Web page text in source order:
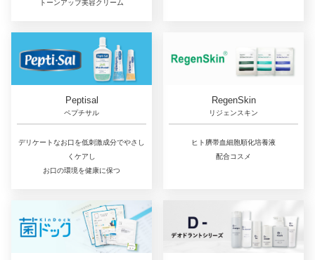
トーンアップ美容クリーム
Peptisal
ペプチサル
デリケートなお口を低刺激成分でやさし
くケアし
お口の環境を健康に保つ
RegenSkin
リジェンスキン
ヒト臍帯血細胞順化培養液
配合コスメ